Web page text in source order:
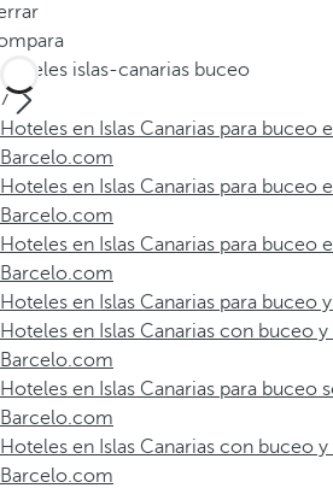
Hoteles islas-canarias buceo
7
Hoteles en Islas Canarias para buceo
Barcelo.com
Hoteles en Islas Canarias para buceo
Barcelo.com
Hoteles en Islas Canarias para buceo
Barcelo.com
Hoteles en Islas Canarias para
Hoteles en Islas Canarias con buceo
Barcelo.com
Hoteles en Islas Canarias para buceo
Barcelo.com
Hoteles en Islas Canarias con buceo
Barcelo.com